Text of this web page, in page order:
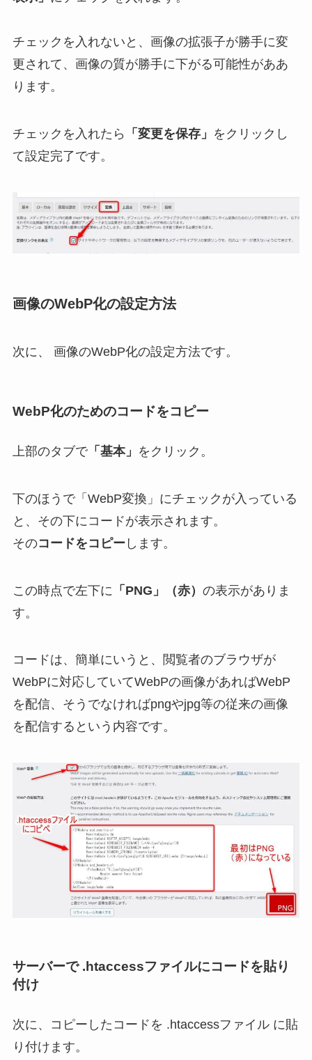
チェックを入れないと、画像の拡張子が勝手に変
更されて、画像の質が勝手に下がる可能性がああ
ります。
チェックを入れたら 「変更を保存」 をクリックし
て設定完了です。
画像のWebP化の設定方法
次に、 画像のWebP化の設定方法です。
WebP化のためのコードをコピー
上部のタブで「基本」 をクリック。
下のほうで「WebP変換」にチェックが入っている
と、その下にコードが表示されます。
そのコードをコピー します。
この時点で左下に 「PNG」（赤） の表示がありま
す。
コードは、簡単にいうと、閲覧者のブラウザが
WebPに対応していてWebPの画像があればWebP
を配信、そうでなければpngやjpg等の従来の画像
を配信するという内容です。
サーバーで .htaccessファイルにコードを貼り
付け
次に、コピーしたコードを .htaccessファイル に貼
り付けます。